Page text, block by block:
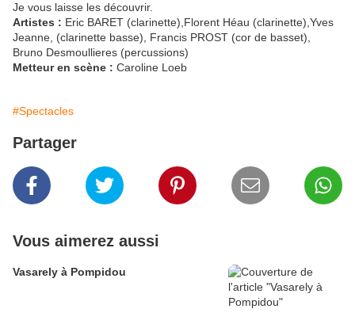
Je vous laisse les découvrir.
Artistes : Eric BARET (clarinette),Florent Héau (clarinette),Yves
Jeanne, (clarinette basse), Francis PROST (cor de basset),
Bruno Desmoullieres (percussions)
Metteur en scène : Caroline Loeb
#Spectacles
Partager
Vous aimerez aussi
Vasarely à Pompidou